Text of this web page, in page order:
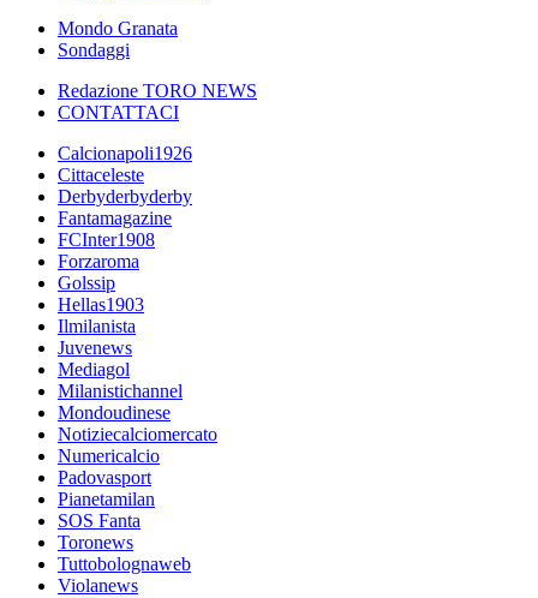
Mondo Granata
Sondaggi
Redazione TORO NEWS
CONTATTACI
Calcionapoli1926
Cittaceleste
Derbyderbyderby
Fantamagazine
FCInter1908
Forzaroma
Golssip
Hellas1903
Ilmilanista
Juvenews
Mediagol
Milanistichannel
Mondoudinese
Notiziecalciomercato
Numericalcio
Padovasport
Pianetamilan
SOS Fanta
Toronews
Tuttobolognaweb
Violanews